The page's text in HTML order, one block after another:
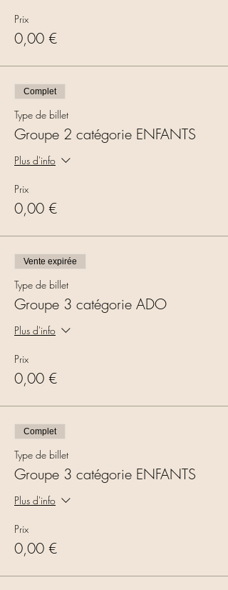
Prix
0,00 €
Complet
Type de billet
Groupe 2 catégorie ENFANTS
Plus d'info
Prix
0,00 €
Vente expirée
Type de billet
Groupe 3 catégorie ADO
Plus d'info
Prix
0,00 €
Complet
Type de billet
Groupe 3 catégorie ENFANTS
Plus d'info
Prix
0,00 €